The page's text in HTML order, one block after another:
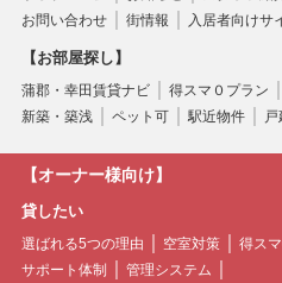
お問い合わせ
街情報 入居者向けサ
【お部屋探し】
蒲郡・幸田賃貸ナビ 得スマ０プラン
新築・築浅
ペット可 駅近物件
【オーナー様向け】
貸したい
選ばれる5つの理由 空室対策 得ス
サポート体制
管理システム